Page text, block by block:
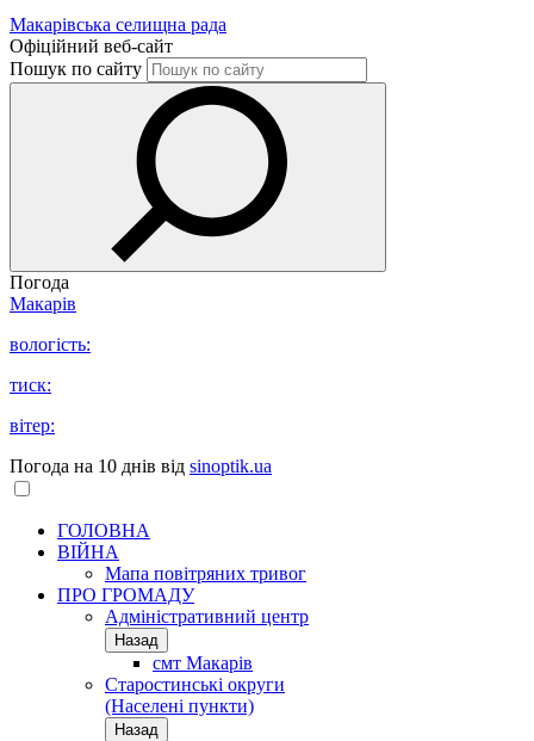
Макарівська селищна рада
Офіційний веб-сайт
Пошук по сайту
Погода
Макарів
вологість:
тиск:
вітер:
Погода на 10 днів від sinoptik.ua
ГОЛОВНА
ВІЙНА
Мапа повітряних тривог
ПРО ГРОМАДУ
Aдміністративний центр
Назад
смт Макарів
Старостинські округи
(Населені пункти)
Назад